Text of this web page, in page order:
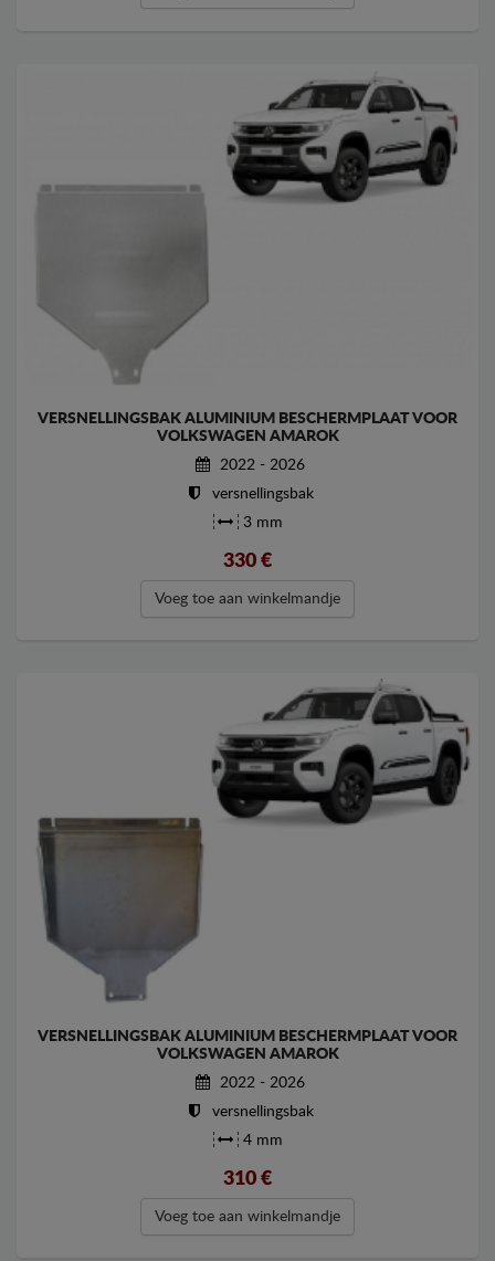
VERSNELLINGSBAK ALUMINIUM BESCHERMPLAAT VOOR
VOLKSWAGEN AMAROK
2022 - 2026
versnellingsbak
3 mm
330 €
Voeg toe aan winkelmandje
VERSNELLINGSBAK ALUMINIUM BESCHERMPLAAT VOOR
VOLKSWAGEN AMAROK
2022 - 2026
versnellingsbak
4 mm
310 €
Voeg toe aan winkelmandje